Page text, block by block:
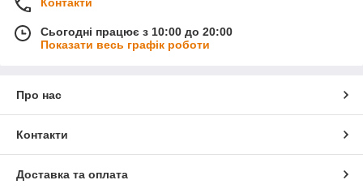
Сьогодні працює з 10:00 до 20:00
Показати весь графік роботи
Про нас
Контакти
Доставка та оплата